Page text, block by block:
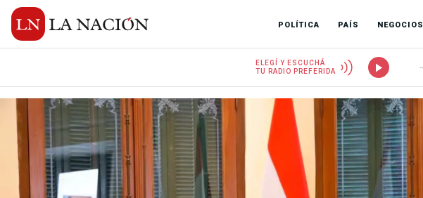
POLÍTICA PAÍS NEGOCIOS
ELEGÍ Y ESCUCHÁ
TU RADIO PREFERIDA